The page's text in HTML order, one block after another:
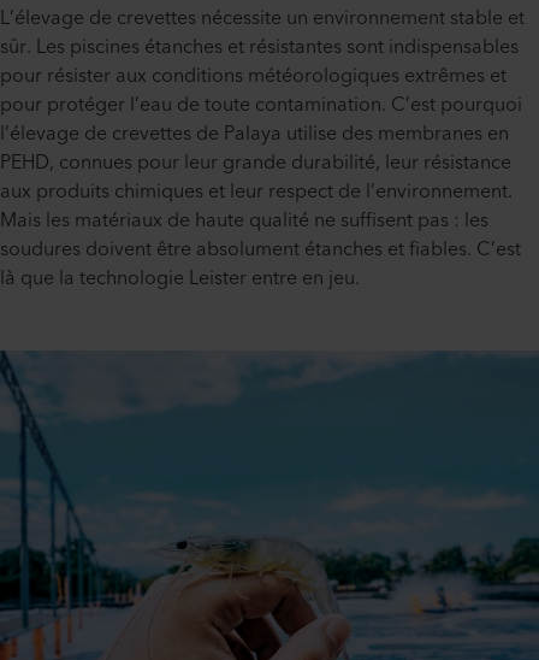
L’élevage de crevettes nécessite un environnement stable et
sûr. Les piscines étanches et résistantes sont indispensables
pour résister aux conditions météorologiques extrêmes et
pour protéger l’eau de toute contamination. C’est pourquoi
l’élevage de crevettes de Palaya utilise des membranes en
PEHD, connues pour leur grande durabilité, leur résistance
aux produits chimiques et leur respect de l’environnement.
Mais les matériaux de haute qualité ne suffisent pas : les
soudures doivent être absolument étanches et fiables. C’est
là que la technologie Leister entre en jeu.